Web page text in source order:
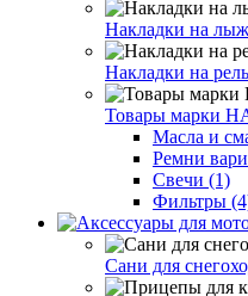
Накладки на
Накладки на
Товары марки
Масла и
Ремни
Свечи (1)
Фильтры
Сани для